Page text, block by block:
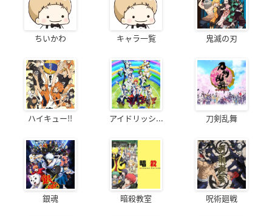
ちいかわ キャラ一覧 鬼滅の刃
ハイキュー!! アイドリッシ... 刀剣乱舞
銀魂 暗殺教室 呪術廻戦